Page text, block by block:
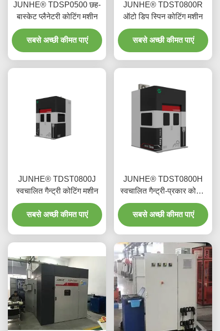
JUNHE® TDSP0500 छह-
बास्केट प्लैनेटरी कोटिंग मशीन
सबसे अच्छी कीमत पाएं
JUNHE® TDST0800R
ऑटो डिप स्पिन कोटिंग मशीन
सबसे अच्छी कीमत पाएं
JUNHE® TDST0800J
स्वचालित गैन्ट्री कोटिंग मशीन
सबसे अच्छी कीमत पाएं
JUNHE® TDST0800H
स्वचालित गैन्ट्री-प्रकार कोटिंग
मशीन
सबसे अच्छी कीमत पाएं